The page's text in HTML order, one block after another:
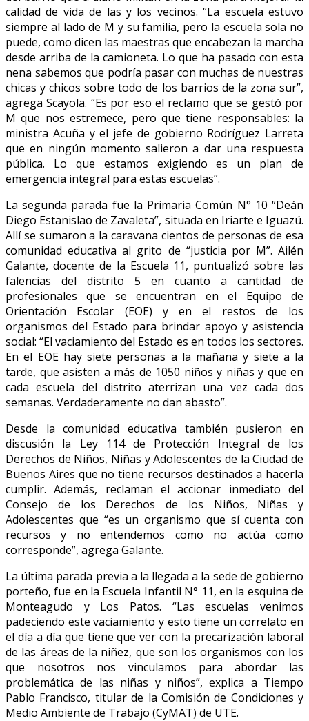
calidad de vida de las y los vecinos. “La escuela estuvo
siempre al lado de M y su familia, pero la escuela sola no
puede, como dicen las maestras que encabezan la marcha
desde arriba de la camioneta. Lo que ha pasado con esta
nena sabemos que podría pasar con muchas de nuestras
chicas y chicos sobre todo de los barrios de la zona sur”,
agrega Scayola. “Es por eso el reclamo que se gestó por
M que nos estremece, pero que tiene responsables: la
ministra Acuña y el jefe de gobierno Rodríguez Larreta
que en ningún momento salieron a dar una respuesta
pública. Lo que estamos exigiendo es un plan de
emergencia integral para estas escuelas”.
La segunda parada fue la Primaria Común N° 10 “Deán
Diego Estanislao de Zavaleta”, situada en Iriarte e Iguazú.
Allí se sumaron a la caravana cientos de personas de esa
comunidad educativa al grito de “justicia por M”. Ailén
Galante, docente de la Escuela 11, puntualizó sobre las
falencias del distrito 5 en cuanto a cantidad de
profesionales que se encuentran en el Equipo de
Orientación Escolar (EOE) y en el restos de los
organismos del Estado para brindar apoyo y asistencia
social: “El vaciamiento del Estado es en todos los sectores.
En el EOE hay siete personas a la mañana y siete a la
tarde, que asisten a más de 1050 niños y niñas y que en
cada escuela del distrito aterrizan una vez cada dos
semanas. Verdaderamente no dan abasto”.
Desde la comunidad educativa también pusieron en
discusión la Ley 114 de Protección Integral de los
Derechos de Niños, Niñas y Adolescentes de la Ciudad de
Buenos Aires que no tiene recursos destinados a hacerla
cumplir. Además, reclaman el accionar inmediato del
Consejo de los Derechos de los Niños, Niñas y
Adolescentes que “es un organismo que sí cuenta con
recursos y no entendemos como no actúa como
corresponde”, agrega Galante.
La última parada previa a la llegada a la sede de gobierno
porteño, fue en la Escuela Infantil N° 11, en la esquina de
Monteagudo y Los Patos. “Las escuelas venimos
padeciendo este vaciamiento y esto tiene un correlato en
el día a día que tiene que ver con la precarización laboral
de las áreas de la niñez, que son los organismos con los
que nosotros nos vinculamos para abordar las
problemática de las niñas y niños”, explica a Tiempo
Pablo Francisco, titular de la Comisión de Condiciones y
Medio Ambiente de Trabajo (CyMAT) de UTE.